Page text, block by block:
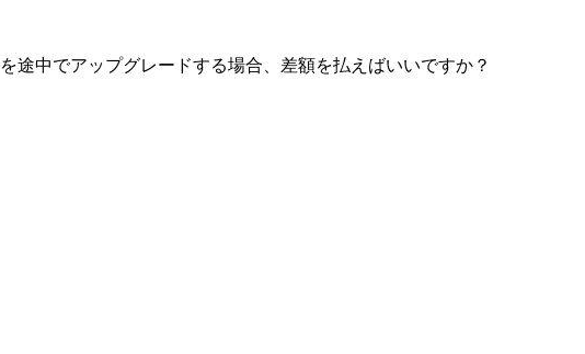
途中でアップグレードする場合、差額を払えばいいですか？